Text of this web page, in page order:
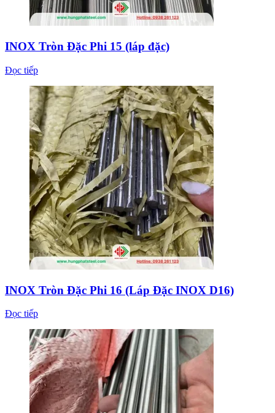
INOX Tròn Đặc Phi 15 (láp đặc)
Đọc tiếp
INOX Tròn Đặc Phi 16 (Láp Đặc INOX D16)
Đọc tiếp